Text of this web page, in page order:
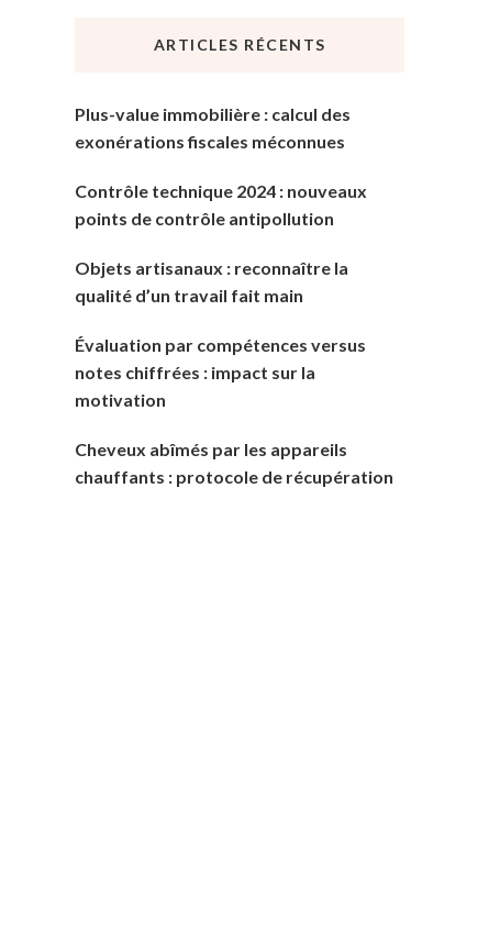
ARTICLES RÉCENTS
Plus-value immobilière : calcul des
exonérations fiscales méconnues
Contrôle technique 2024 : nouveaux
points de contrôle antipollution
Objets artisanaux : reconnaître la
qualité d’un travail fait main
Évaluation par compétences versus
notes chiffrées : impact sur la
motivation
Cheveux abîmés par les appareils
chauffants : protocole de récupération